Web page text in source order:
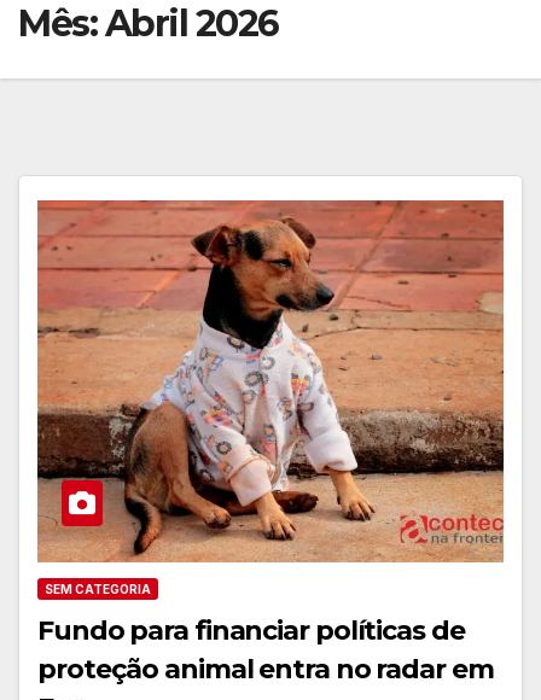
Mês:Abril 2026
SEM CATEGORIA
Fundo para financiar políticas de
proteção animal entra no radar em